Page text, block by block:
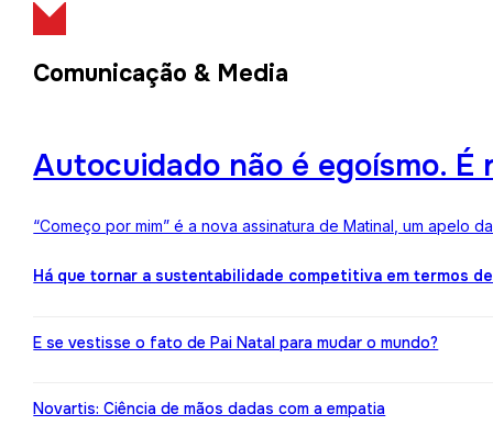
Comunicação & Media
Autocuidado não é egoísmo. É
“Começo por mim” é a nova assinatura de Matinal, um apelo
Há que tornar a sustentabilidade competitiva em termos
E se vestisse o fato de Pai Natal para mudar o mundo?
Novartis: Ciência de mãos dadas com a empatia